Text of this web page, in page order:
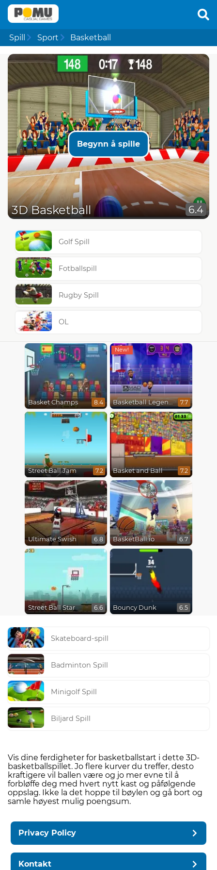
Spill Sport Basketball
Begynn å spille
3D Basketball 6.4
Golf Spill
Fotballspill
Rugby Spill
OL
Basket Champs 8.4 Basketball Legends 2020 7.7
Street Ball Jam 7.2 Basket and Ball 7.2
Ultimate Swish 6.8 BasketBall.io 6.7
Street Ball Star 6.6 Bouncy Dunk 6.5
Skateboard-spill
Badminton Spill
Minigolf Spill
Biljard Spill
Vis dine ferdigheter for basketballstart i dette 3D-
basketballspillet. Jo flere kurver du treffer, desto
kraftigere vil ballen være og jo mer evne til å
forbløffe deg med hvert nytt kast og påfølgende
oppslag. Ikke la det hoppe til bøylen og gå bort og
samle høyest mulig poengsum.
Privacy Policy
Kontakt